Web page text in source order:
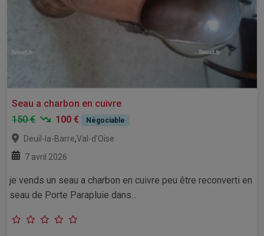
Seau a charbon en cuivre
150 €
100 € Négociable
Deuil-la-Barre,Val-d'Oise
7 avril 2026
je vends un seau a charbon en cuivre peu être reconverti en
seau de Porte Parapluie dans...